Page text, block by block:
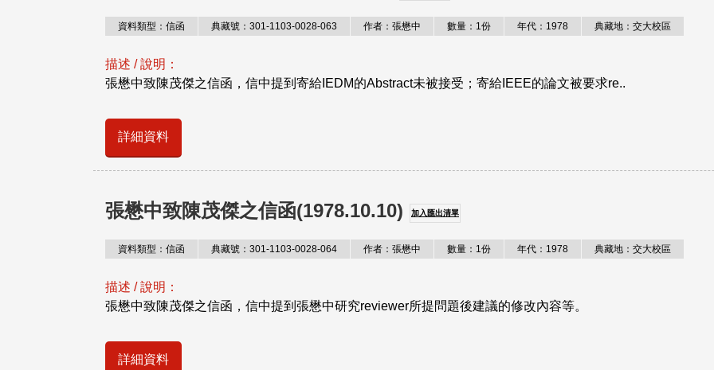
資料類型：信函 典藏號：301-1103-0028-063 作者：張懋中 數量：1份 年代：1978 典藏地：交大校區
描述 / 說明：
張懋中致陳茂傑之信函，信中提到寄給IEDM的Abstract未被接受；寄給IEEE的論文被要求re..
詳細資料
張懋中致陳茂傑之信函(1978.10.10) 加入匯出清單
資料類型：信函 典藏號：301-1103-0028-064 作者：張懋中 數量：1份 年代：1978 典藏地：交大校區
描述 / 說明：
張懋中致陳茂傑之信函，信中提到張懋中研究reviewer所提問題後建議的修改內容等。
詳細資料